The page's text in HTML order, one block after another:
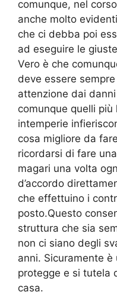
comunque, nel
anche molto
che ci debba poi
ad eseguire le
Vero è che
deve essere
attenzione dai
comunque quelli
intemperie
cosa migliore da
ricordarsi di fare
magari una volta
d’accordo
che effettuino i
posto.Questo
struttura che sia
non ci siano degli
anni. Sicuramente
protegge e si tutela
casa.